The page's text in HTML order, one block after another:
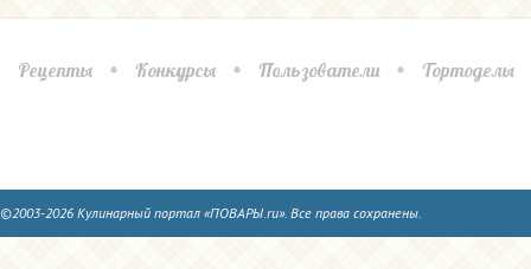
Рецепты Конкурсы Пользователи Тортоделы
©2003-2026 Кулинарный портал «ПОВАРЫ.ru». Все права сохранены.